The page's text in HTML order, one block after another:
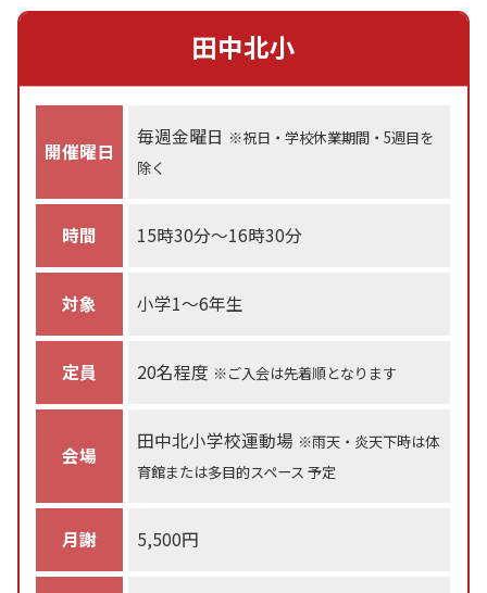
開催曜日
毎週金曜日 ※祝日・学校休業期間・5週目を
除く
時間 15時30分～16時30分
対象 小学1～6年生
定員 20名程度 ※ご入会は先着順となります
会場
田中北小学校運動場 ※雨天・炎天下時は体
育館または多目的スペース 予定
月謝 5,500円
田中北小